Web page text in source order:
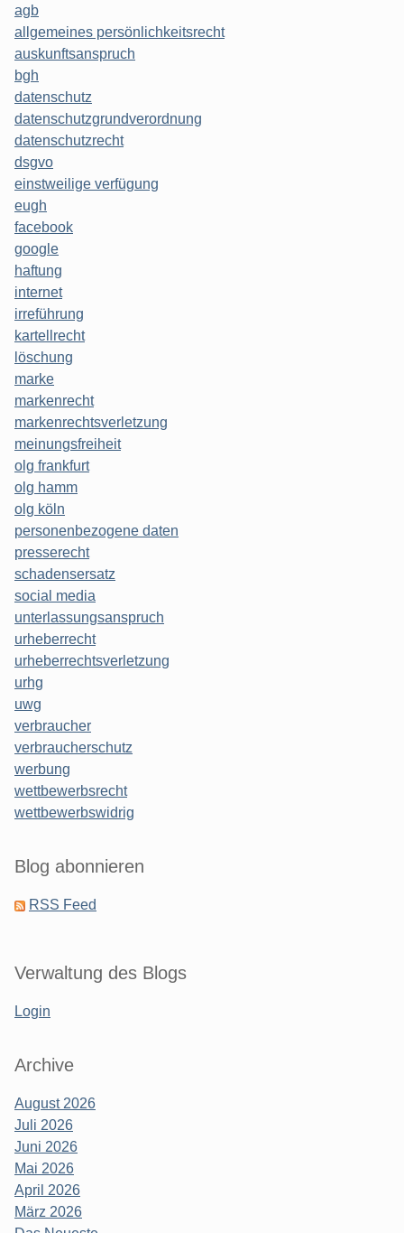
agb
allgemeines persönlichkeitsrecht
auskunftsanspruch
bgh
datenschutz
datenschutzgrundverordnung
datenschutzrecht
dsgvo
einstweilige verfügung
eugh
facebook
google
haftung
internet
irreführung
kartellrecht
löschung
marke
markenrecht
markenrechtsverletzung
meinungsfreiheit
olg frankfurt
olg hamm
olg köln
personenbezogene daten
presserecht
schadensersatz
social media
unterlassungsanspruch
urheberrecht
urheberrechtsverletzung
urhg
uwg
verbraucher
verbraucherschutz
werbung
wettbewerbsrecht
wettbewerbswidrig
Blog abonnieren
RSS Feed
Verwaltung des Blogs
Login
Archive
August 2026
Juli 2026
Juni 2026
Mai 2026
April 2026
März 2026